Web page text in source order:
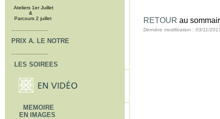
Ateliers 1er Juillet
&
Parcours 2 juillet
PRIX A. LE NOTRE
LES SOIREES
MEMOIRE
EN IMAGES
RETOUR au
Dernière modification : 03/11/